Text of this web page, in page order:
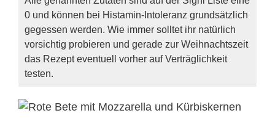
0 und können bei Histamin-Intoleranz grundsätzlich
gegessen werden. Wie immer solltet ihr natürlich
vorsichtig probieren und gerade zur Weihnachtszeit
das Rezept eventuell vorher auf Verträglichkeit
testen.